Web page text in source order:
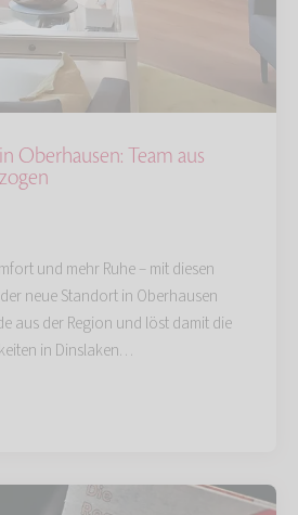
Oberhausen: Team aus
und mehr Ruhe – mit diesen
neue Standort in Oberhausen
aus der Region und löst damit die
in Dinslaken…